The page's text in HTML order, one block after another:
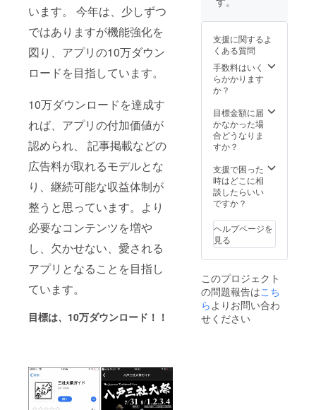
います。 今年は、少しずつ
ではありますが機能強化を
図り、アプリの10万ダウン
ロードを目指しています。
10万ダウンロードを達成す
れば、アプリの付加価値が
認められ、 記事掲載などの
広告料が取れるモデルとな
り、継続可能な収益体制が
整うと思っています。より
必要なコンテンツを増や
し、欠かせない、愛される
アプリとなることを目指し
ています。
目標は、 10万ダウンロード！！
タル
ミュー
ジアム
「はっ
ち」(青
森県八
1)の建
物の前
付近と
（限定
10席）
合同運
行は18
となり
が、
はっち
終地点
に近い
ため山
車の通
ついて
骨伝導
の技術
を利用
した超
軽量
です。
耳をふ
さがず
ながら
お祭り
の音を
聞きな
プリの
音声を
聴くこ
とがで
す。 骨
伝導
ヘッド
セット
の色
らかじ
承くだ
さい。
また、
掲載不
要の際
考欄に
てお知
らせく
ださい
うお願
いいた
しま
す。
rable
Eggに
ついて
骨伝導
を利用
した超
軽量
ヘッド
セット
支援に関するよ
くある質問
手数料はいく
らかかります
か？
目標金額に届
かなかった場
合どうなりま
すか？
支援で困った
時はどこに相
談したらいい
ですか？
ヘルプページを
見る
このプロジェクト
の問題報告はこち
ら よりお問い合わ
せください